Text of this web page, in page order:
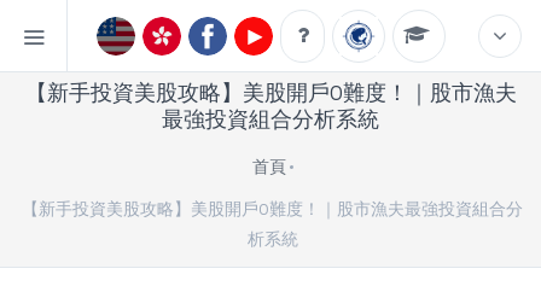
【新手投資美股攻略】美股開戶0難度！｜股市漁夫
最強投資組合分析系統
首頁
【新手投資美股攻略】美股開戶0難度！｜股市漁夫最強投資組合分
析系統